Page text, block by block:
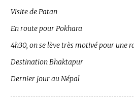
Visite de Patan
En route pour Pokhara
4h30, on se lève très motivé pour une
Destination Bhaktapur
Dernier jour au Népal